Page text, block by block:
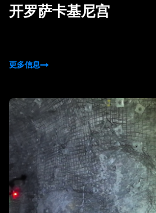
开罗萨卡基尼宫
更多信息